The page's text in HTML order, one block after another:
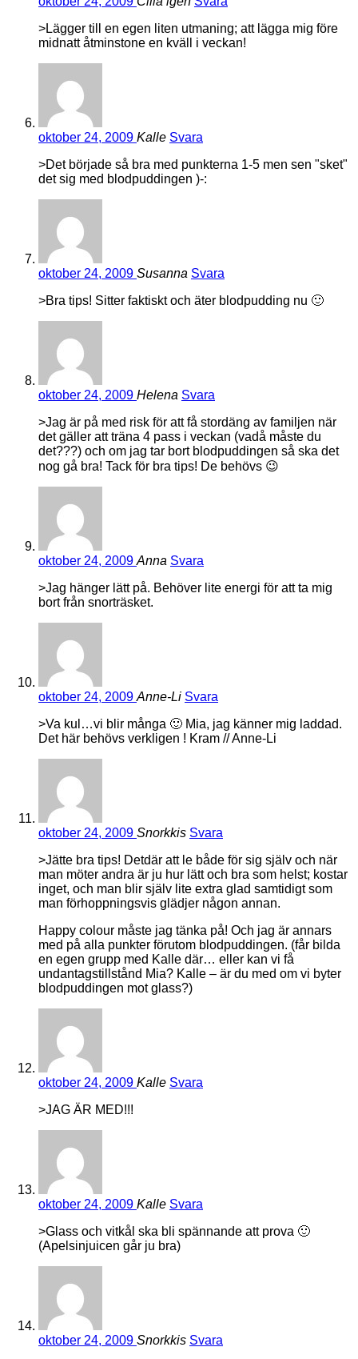
>Lägger till en egen liten utmaning; att lägga mig före
midnatt åtminstone en kväll i veckan!
oktober 24, 2009 Kalle Svara
>Det började så bra med punkterna 1-5 men sen "sket"
det sig med blodpuddingen )-:
oktober 24, 2009 Susanna Svara
>Bra tips! Sitter faktiskt och äter blodpudding nu 🙂
oktober 24, 2009 Helena Svara
>Jag är på med risk för att få stordäng av familjen när
det gäller att träna 4 pass i veckan (vadå måste du
det???) och om jag tar bort blodpuddingen så ska det
nog gå bra! Tack för bra tips! De behövs 😉
oktober 24, 2009 Anna Svara
>Jag hänger lätt på. Behöver lite energi för att ta mig
bort från snorträsket.
oktober 24, 2009 Anne-Li Svara
>Va kul…vi blir många 🙂 Mia, jag känner mig laddad.
Det här behövs verkligen ! Kram // Anne-Li
oktober 24, 2009 Snorkkis Svara
>Jätte bra tips! Detdär att le både för sig själv och när
man möter andra är ju hur lätt och bra som helst; kostar
inget, och man blir själv lite extra glad samtidigt som
man förhoppningsvis glädjer någon annan.
Happy colour måste jag tänka på! Och jag är annars
med på alla punkter förutom blodpuddingen. (får bilda
en egen grupp med Kalle där… eller kan vi få
undantagstillstånd Mia? Kalle – är du med om vi byter
blodpuddingen mot glass?)
oktober 24, 2009 Kalle Svara
>JAG ÄR MED!!!
oktober 24, 2009 Kalle Svara
>Glass och vitkål ska bli spännande att prova 🙂
(Apelsinjuicen går ju bra)
oktober 24, 2009 Snorkkis Svara